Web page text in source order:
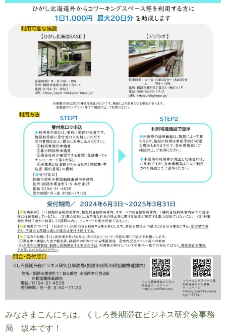
みなさまこんにちは。くしろ長期滞在ビジネス研究会事務
局 坂本です！